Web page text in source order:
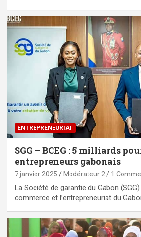
ENTREPRENEURIAT
SGG – BCEG : 5 milliards
entrepreneurs gabonais
7 janvier 2025 Modérateur 2 1
La Société de garantie du Gabon
commerce et l’entrepreneuriat du